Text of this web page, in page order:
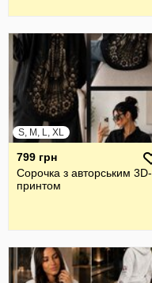
S, M, L, XL
799 грн
Сорочка з авторським 3D-
принтом